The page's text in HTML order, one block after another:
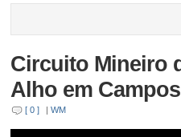
Circuito Mineiro
Alho em
[ 0 ] |WM